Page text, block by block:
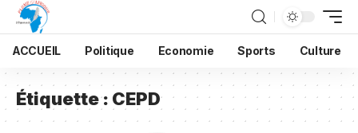
ACCUEIL Politique Economie Sports Culture
Étiquette : CEPD